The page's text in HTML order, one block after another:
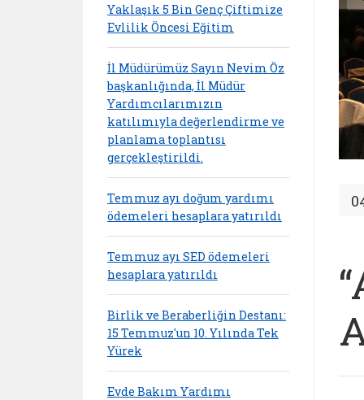
Yaklaşık 5 Bin Genç Çiftimize
Evlilik Öncesi Eğitim
İl Müdürümüz Sayın Nevim Öz
başkanlığında, İl Müdür
Yardımcılarımızın
katılımıyla değerlendirme ve
planlama toplantısı
gerçekleştirildi.
Temmuz ayı doğum yardımı
ödemeleri hesaplara yatırıldı
Temmuz ayı SED ödemeleri
hesaplara yatırıldı
Birlik ve Beraberliğin Destanı:
15 Temmuz'un 10. Yılında Tek
Yürek
Evde Bakım Yardımı